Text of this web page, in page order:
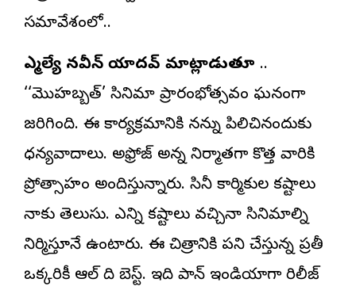
సమావేశంలో..
ఎమ్మెల్యే నవీన్ యాదవ్ మాట్లాడుతూ ..
‘‘మొహబ్బత్’ సినిమా ప్రారంభోత్సవం ఘనంగా
జరిగింది. ఈ కార్యక్రమానికి నన్ను పిలిచినందుకు
ధన్యవాదాలు. అఫ్రోజ్ అన్న నిర్మాతగా కొత్త వారికి
ప్రోత్సాహం అందిస్తున్నారు. సినీ కార్మికుల కష్టాలు
నాకు తెలుసు. ఎన్ని కష్టాలు వచ్చినా సినిమాల్ని
నిర్మిస్తూనే ఉంటారు. ఈ చిత్రానికి పని చేస్తున్న ప్రతీ
ఒక్కరికీ ఆల్ ది బెస్ట్. ఇది పాన్ ఇండియాగా రిలీజ్